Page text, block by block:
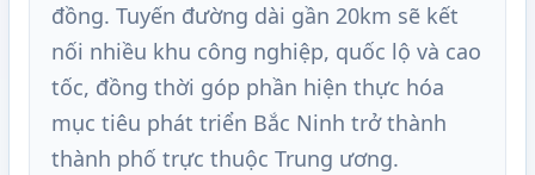
đồng. Tuyến đường dài gần 20km sẽ kết
nối nhiều khu công nghiệp, quốc lộ và cao
tốc, đồng thời góp phần hiện thực hóa
mục tiêu phát triển Bắc Ninh trở thành
thành phố trực thuộc Trung ương.